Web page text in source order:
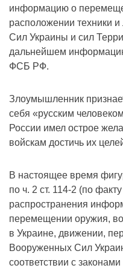
информацию о
расположении техники
Сил Украины и сил
дальнейшем
ФСБ РФ.
Злоумышленник
себя «русским
России имел острое
войскам достичь их
В настоящее время
по ч. 2 ст. 114-2 (по
распространения
перемещении оружия,
в Украине, движении,
Вооруженных Сил
соответствии с